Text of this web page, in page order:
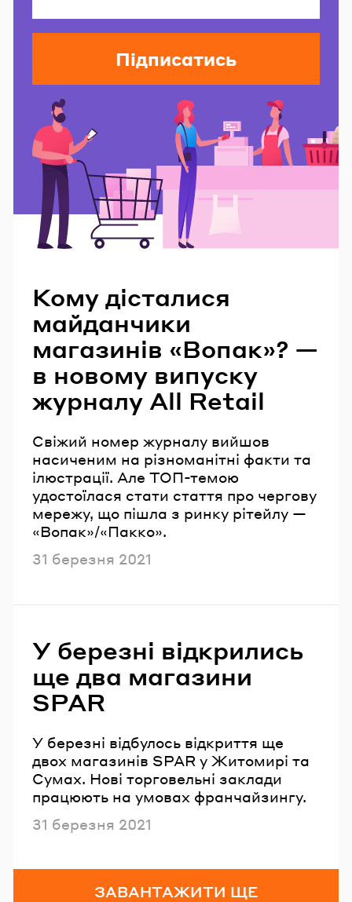
Підписатись
Кому дісталися
майданчики
магазинів «Вопак»? —
в новому випуску
журналу All Retail
Свіжий номер журналу вийшов
насиченим на різноманітні факти та
ілюстрації. Але ТОП-темою
удостоїлася стати стаття про чергову
мережу, що пішла з ринку рітейлу —
«Вопак»/«Пакко».
Опубліковано
31 березня 2021
У березні відкрились
ще два магазини
SPAR
У березні відбулось відкриття ще
двох магазинів SPAR у Житомирі та
Сумах. Нові торговельні заклади
працюють на умовах франчайзингу.
Опубліковано
31 березня 2021
ЗАВАНТАЖИТИ ЩЕ